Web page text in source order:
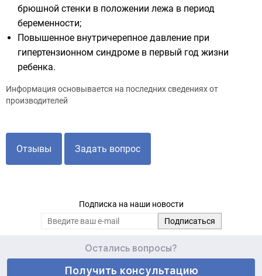
брюшной стенки в положении лежа в период
беременности;
Повышенное внутричерепное давление при
гипертензионном синдроме в первый год жизни
ребенка.
Информация основывается на последних сведениях от
производителей
Отзывы Задать вопрос
Подписка на наши новости
Остались вопросы?
Получить консультацию